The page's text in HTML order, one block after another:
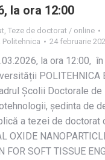
la ora 12:00
, Teze de doctorat / online
Politehnica 24 februarie
la ora 12:00,
POLITEHNICA
Școlii Doctorale de
ședinta de
a tezei de doctorat
OXIDE
FOR SOFT TISSUE